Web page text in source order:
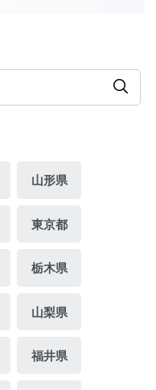
山形県
東京都
栃木県
山梨県
福井県